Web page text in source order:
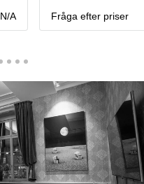
N/A
Fråga efter priser